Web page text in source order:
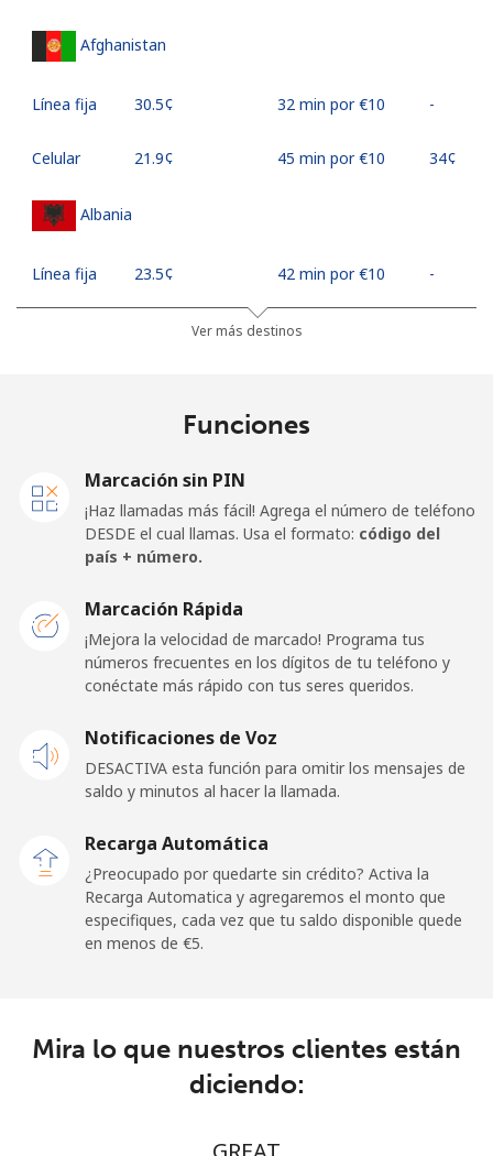
Afghanistan
Línea fija ⁦30.5¢⁩ 32 min por ⁦€10⁩ -
Celular ⁦21.9¢⁩ 45 min por ⁦€10⁩ ⁦34¢⁩
Albania
Línea fija ⁦23.5¢⁩ 42 min por ⁦€10⁩ -
22 min por ⁦€10⁩
Celular
American Samoa
Línea fija ⁦17.5¢⁩
⁦19.5¢⁩ 51 min por ⁦€10⁩ -
⁦9.5¢⁩ 105 min por ⁦€10⁩
⁦26.9¢⁩
Angola
Línea fija ⁦35.9¢⁩
Anguilla
Ver más destinos
Funciones
Marcación sin PIN
¡Haz llamadas más fácil! Agrega el número de teléfono
DESDE el cual llamas. Usa el formato: código del
país + número.
Marcación Rápida
¡Mejora la velocidad de marcado! Programa tus
números frecuentes en los dígitos de tu teléfono y
conéctate más rápido con tus seres queridos.
Notificaciones de Voz
DESACTIVA esta función para omitir los mensajes de
saldo y minutos al hacer la llamada.
Recarga Automática
¿Preocupado por quedarte sin crédito? Activa la
Recarga Automatica y agregaremos el monto que
especifiques, cada vez que tu saldo disponible quede
en menos de ⁦€5⁩.
Mira lo que nuestros clientes están
diciendo: